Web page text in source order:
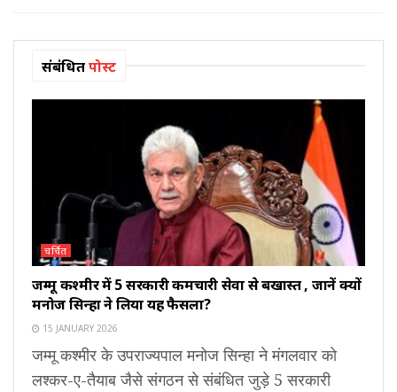
संबंधितपोस्ट
चर्चित
जम्मू कश्मीर में 5 सरकारी कर्मचारी सेवा से बर्खास्त , जानें क्यों
मनोज सिन्हा ने लिया यह फैसला?
15 JANUARY 2026
जम्मू कश्मीर के उपराज्यपाल मनोज सिन्हा ने मंगलवार को
लश्कर-ए-तैयाब जैसे संगठन से संबंधित जुड़े 5 सरकारी